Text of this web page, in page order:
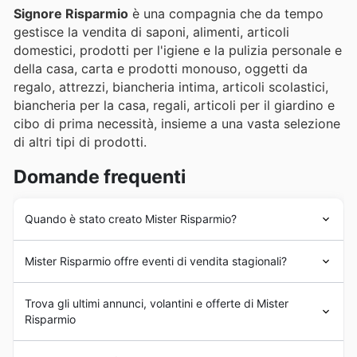
Signore Risparmio è una compagnia che da tempo
gestisce la vendita di saponi, alimenti, articoli
domestici, prodotti per l'igiene e la pulizia personale e
della casa, carta e prodotti monouso, oggetti da
regalo, attrezzi, biancheria intima, articoli scolastici,
biancheria per la casa, regali, articoli per il giardino e
cibo di prima necessità, insieme a una vasta selezione
di altri tipi di prodotti.
Domande frequenti
Quando è stato creato Mister Risparmio?
personale ridotto, un solo negozio ma con molte idee.
Nei successivi anni, l'offerta dei prodotti in vendita è
andata aumentando e soprattutto è salito il numero dei
negozi in Campania e in tutto il Sud Italia.
Mister Risparmio offre eventi di vendita stagionali?
principalipromozioni stagionali eofferte speciali
Italia. Non solo durante i classici saldi come i saldi di
Primavera e i saldi d'Estate, ma anche per eventi come il
Trova gli ultimi annunci, volantini e offerte di Mister
Risparmio